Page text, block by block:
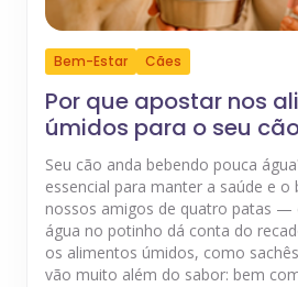
Bem-Estar Cães
Por que apostar nos
úmidos para o seu
Seu cão anda bebendo pouca
essencial para manter a saúde e o
nossos amigos de quatro patas —
água no potinho dá conta do
os alimentos úmidos, como
vão muito além do sabor: bem